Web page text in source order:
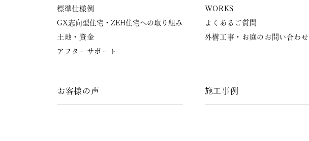
標準仕様例
GX志向型住宅・ZEH住宅への取り組み
土地・資金
アフターサポート
お客様の声
WORKS
よくあるご質問
外構工事・お庭のお問い合わせ
施工事例